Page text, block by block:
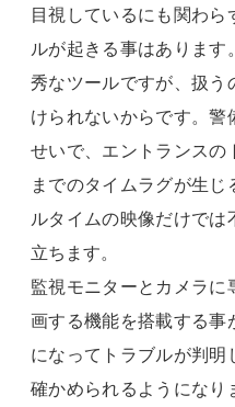
目視しているにも関わ
ルが起きる事はありま
秀なツールですが、扱う
けられないからです。警
せいで、エントランスの
までのタイムラグが生
ルタイムの映像だけで
立ちます。
監視モニターとカメラ
画する機能を搭載する事
になってトラブルが判明
確かめられるようになり